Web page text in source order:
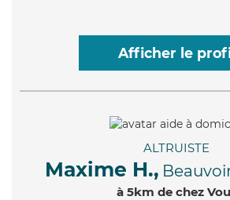
Afficher le
ALTRUISTE
Maxime H.,
à 5km de chez